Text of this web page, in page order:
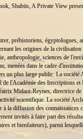
Shabtis, A Private View
préhistoriens, égyptologues,
les origines de la
anthropologie, sciences de
menées dans le cadre
un plus large public. La société
de l'Académie des Inscriptions
Midant-Reynes, directrice
scientifique. La société
à la diffusion des connaissances
invités à faire part des
et bienfaiteurs), parmi